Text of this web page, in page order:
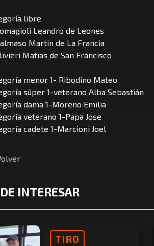
libre
Leandro de Leones
Martin de La Francia
Matias de San Francisco
menor 1- Ribodino Mateo
súper 1-veterano Alba Sebastián
dama 1-Moreno Emilia
veterano 1-Papa Jose
cadete 1-Marcioni Joel
INTERESAR
TIRO